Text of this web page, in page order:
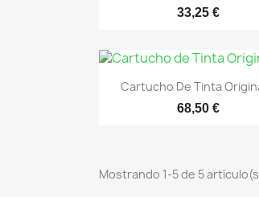
33,25 €
 Vista rápida
Cartucho De Tinta
68,50 €
Mostrando 1-5 de 5